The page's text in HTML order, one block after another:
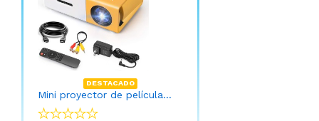
DESTACADO
Mini proyector de películas portátil con control remoto